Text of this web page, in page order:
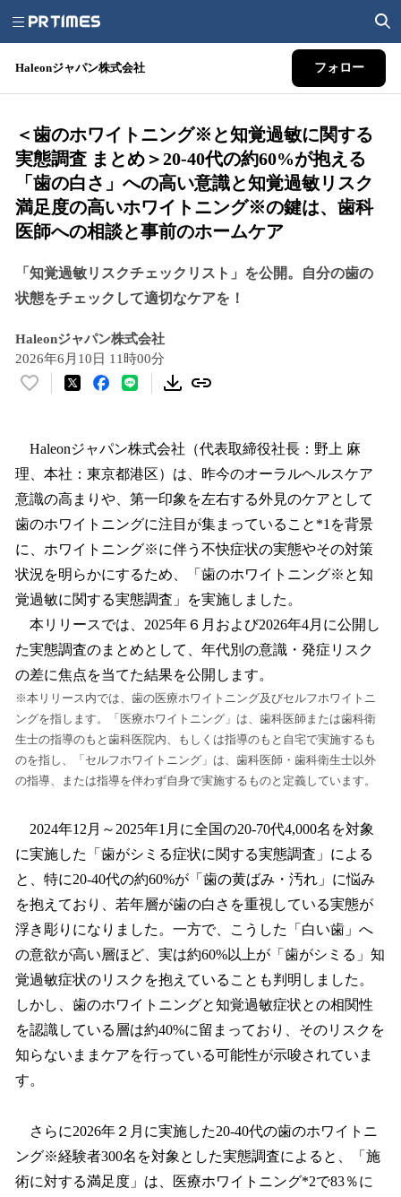
Haleonジャパン株式会社 フォロー
＜歯のホワイトニング※と知覚過敏に関する
実態調査 まとめ＞20-40代の約60%が抱える
「歯の白さ」への高い意識と知覚過敏リスク
満足度の高いホワイトニング※の鍵は、歯科
医師への相談と事前のホームケア
「知覚過敏リスクチェックリスト」を公開。自分の歯の
状態をチェックして適切なケアを！
Haleonジャパン株式会社
2026年6月10日 11時00分
い
！
を
読
み
み
中
で
す
Haleonジャパン株式会社（代表取締役社長：野上 麻
理、本社：東京都港区）は、昨今のオーラルヘルスケア
意識の高まりや、第一印象を左右する外見のケアとして
歯のホワイトニングに注目が集まっていること*1を背景
に、ホワイトニング※に伴う不快症状の実態やその対策
状況を明らかにするため、「歯のホワイトニング※と知
覚過敏に関する実態調査」を実施しました。
本リリースでは、2025年６月および2026年4月に公開し
た実態調査のまとめとして、年代別の意識・発症リスク
の差に焦点を当てた結果を公開します。
※本リリース内では、歯の医療ホワイトニング及びセルフホワイトニ
ングを指します。「医療ホワイトニング」は、歯科医師または歯科衛
生士の指導のもと歯科医院内、もしくは指導のもと自宅で実施するも
のを指し、「セルフホワイトニング」は、歯科医師・歯科衛生士以外
の指導、または指導を伴わず自身で実施するものと定義しています。
2024年12月～2025年1月に全国の20-70代4,000名を対象
に実施した「歯がシミる症状に関する実態調査」による
と、特に20-40代の約60%が「歯の黄ばみ・汚れ」に悩み
を抱えており、若年層が歯の白さを重視している実態が
浮き彫りになりました。一方で、こうした「白い歯」へ
の意欲が高い層ほど、実は約60%以上が「歯がシミる」知
覚過敏症状のリスクを抱えていることも判明しました。
しかし、歯のホワイトニングと知覚過敏症状との相関性
を認識している層は約40%に留まっており、そのリスクを
知らないままケアを行っている可能性が示唆されていま
す。
さらに2026年２月に実施した20-40代の歯のホワイトニ
ング※経験者300名を対象とした実態調査によると、「施
術に対する満足度」は、医療ホワイトニング*2で83％に